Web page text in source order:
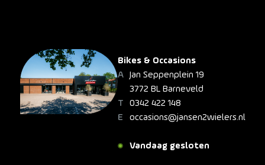
Bikes & Occasions
Jan Seppenplein 19
3772 BL Barneveld
0342 422 148
occasions@jansen2wielers.nl
Vandaag gesloten